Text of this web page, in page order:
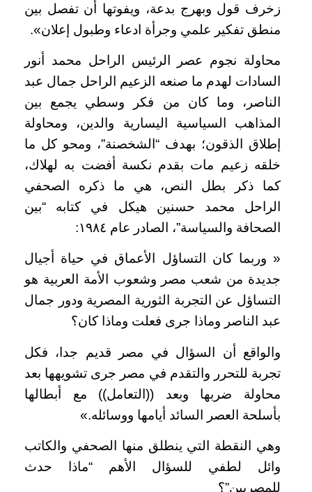
زخرف قول وبهرج بدعة، ويفوتها أن تفصل بين
منطق تفكير علمي وجرأة ادعاء وطبول إعلان».
محاولة نجوم عصر الرئيس الراحل محمد أنور
السادات لهدم ما صنعه الزعيم الراحل جمال عبد
الناصر، وما كان من فكر وسطي يجمع بين
المذاهب السياسية اليسارية والدين، ومحاولة
إطلاق الذقون؛ بهدف “الشخصنة”، ومحو كل ما
خلقه زعيم مات بقدم نكسة أفضت به لهلاك،
كما ذكر بطل النص، هي ما ذكره الصحفي
الراحل محمد حسنين هيكل في كتابه “بين
الصحافة والسياسة”، الصادر عام ١٩٨٤:
« وربما كان التساؤل الأعماق في حياة أجيال
جديدة من شعب مصر وشعوب الأمة العربية هو
التساؤل عن التجربة الثورية المصرية ودور جمال
عبد الناصر وماذا جرى فعلت وماذا كان؟
والواقع أن السؤال في مصر قديم جدا، فكل
تجربة للتحرر والتقدم في مصر جرى تشويهها بعد
محاولة ضربها وبعد ((التعامل)) مع أبطالها
بأسلحة العصر السائد أيامها ووسائله.»
وهي النقطة التي ينطلق منها الصحفي والكاتب
وائل لطفي للسؤال الأهم “ماذا حدث
للمصريين”؟